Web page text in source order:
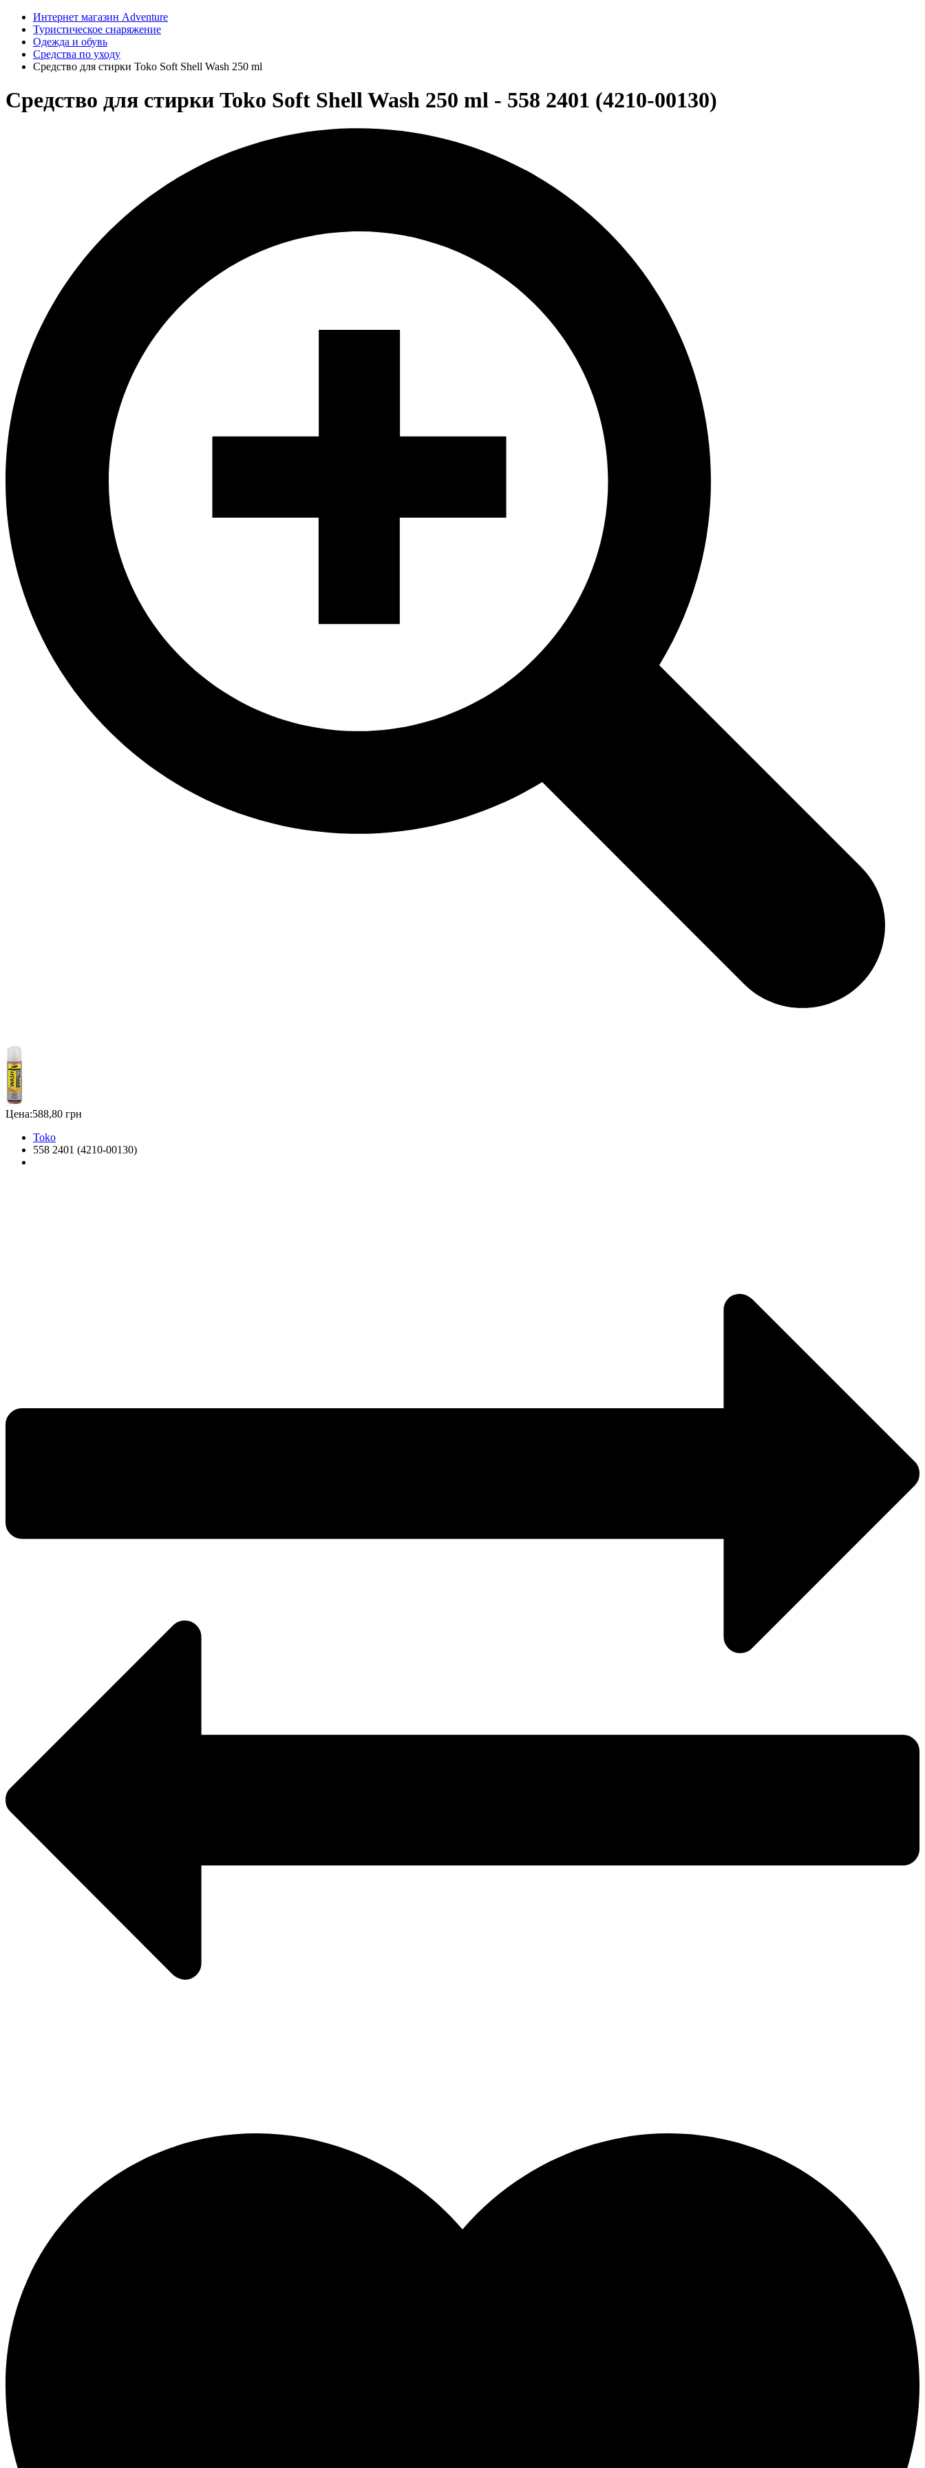
Интернет магазин Adventure
Туристическое снаряжение
Одежда и обувь
Средства по уходу
Средство для стирки Toko Soft Shell Wash 250 ml
Средство для стирки Toko Soft Shell Wash 250 ml - 558 2401 (4210-00130)
Цена:588,80 грн
Toko
558 2401 (4210-00130)